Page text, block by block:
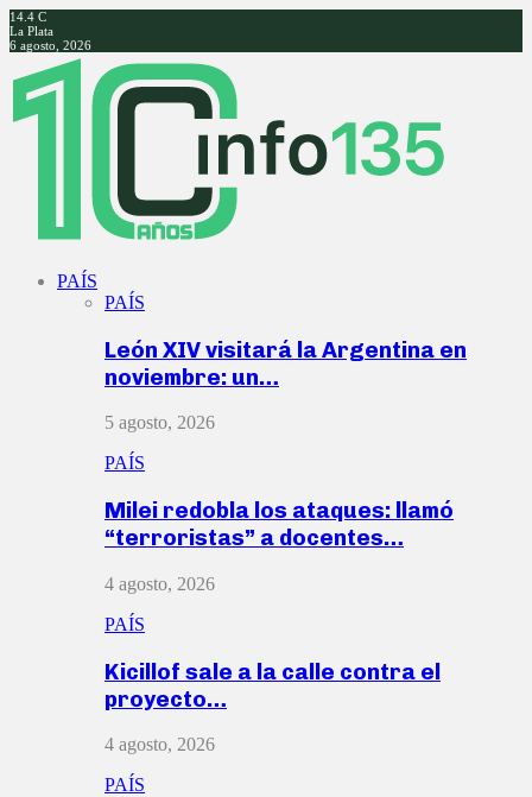
14.4 C
La Plata
6 agosto, 2026
Facebook
Twitter
Instagram
Youtube
PAÍS
PAÍS
León XIV visitará la Argentina en
noviembre: un…
5 agosto, 2026
PAÍS
Milei redobla los ataques: llamó
“terroristas” a docentes…
4 agosto, 2026
PAÍS
Kicillof sale a la calle contra el
proyecto…
4 agosto, 2026
PAÍS